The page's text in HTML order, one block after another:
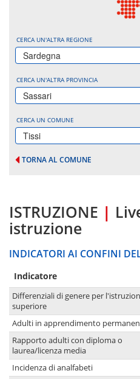
CERCA UN'ALTRA REGIONE
Sardegna
CERCA UN'ALTRA PROVINCIA
Sassari
CERCA UN COMUNE
Tissi
TORNA AL COMUNE
ISTRUZIONE |
istruzione
INDICATORI AI CONFINI
Indicatore
Differenziali di genere per
superiore
Adulti in apprendimento
Rapporto adulti con diploma o
laurea/licenza media
Incidenza di analfabeti